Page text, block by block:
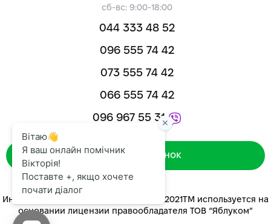
сб-вс: 9:00-18:00
044 333 48 52
096 555 74 42
073 555 74 42
066 555 74 42
096 967 55 31
Зворотний дзвінок
Интернет-магазин «ЯБЛУКОМ™» 2014-2021ТМ используется на
основании лицензии правообладателя ТОВ “Яблуком”